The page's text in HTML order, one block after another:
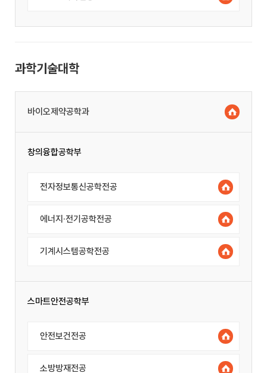
과학기술대학
바이오제약공학과
창의융합공학부
전자정보통신공학전공
에너지·전기공학전공
기계시스템공학전공
스마트안전공학부
안전보건전공
소방방재전공